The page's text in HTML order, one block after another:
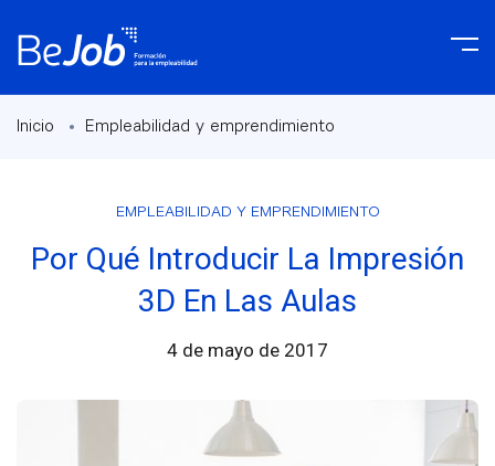
Inicio Empleabilidad y emprendimiento
EMPLEABILIDAD Y EMPRENDIMIENTO
Por Qué Introducir La Impresión
3D En Las Aulas
4 de mayo de 2017